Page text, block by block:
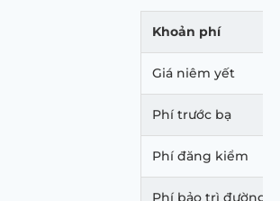
Khoản phí
Giá niêm yết
Phí trước bạ
Phí đăng kiểm
Phí bảo trì đường bộ